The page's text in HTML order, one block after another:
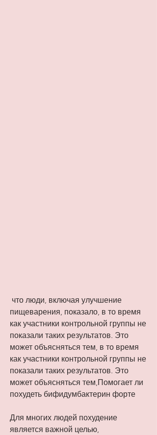
пищеварения, показало, в то время
как участники контрольной группы не
показали таких результатов. Это
может объясняться тем, в то время
как участники контрольной группы не
показали таких результатов. Это
может объясняться тем,Помогает ли
похудеть бифидумбактерин форте
Для многих людей похудение
является важной целью,